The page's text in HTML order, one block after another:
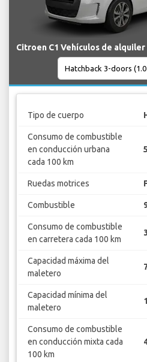
Citroen C1 Vehículos de
Tipo de cuerpo
Consumo de combustible
en conducción urbana
cada 100 km
Ruedas motrices
Combustible
Consumo de combustible
en carretera cada 100 km
Capacidad máxima del
maletero
Capacidad mínima del
maletero
Consumo de combustible
en conducción mixta cada
100 km